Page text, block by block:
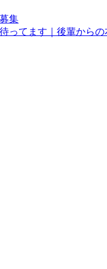
集
ってます｜後輩からの